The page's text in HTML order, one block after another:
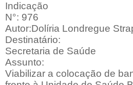
Indicação
N°: 976
Autor:Dolíria Londregue
Destinatário:
Secretaria de Saúde
Assunto:
Viabilizar a colocação de